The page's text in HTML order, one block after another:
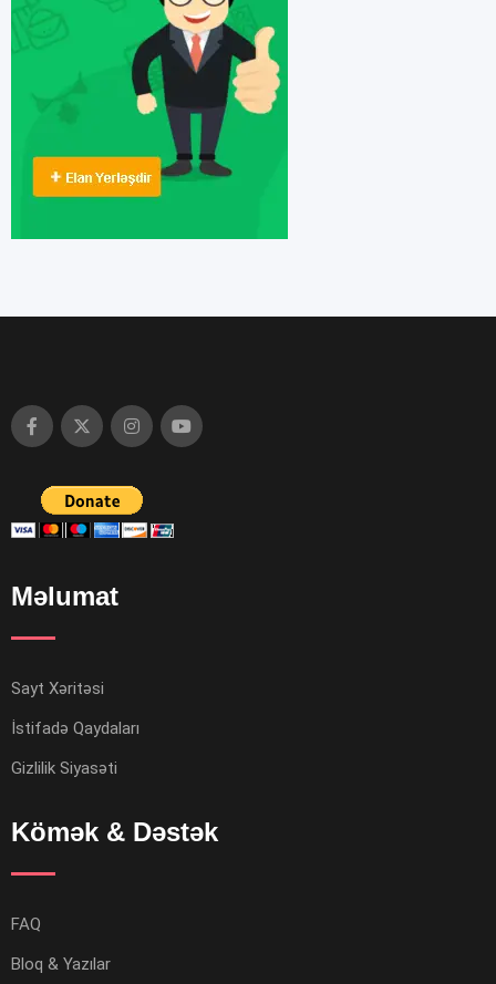
Məlumat
Sayt Xəritəsi
İstifadə Qaydaları
Gizlilik Siyasəti
Kömək & Dəstək
FAQ
Bloq & Yazılar